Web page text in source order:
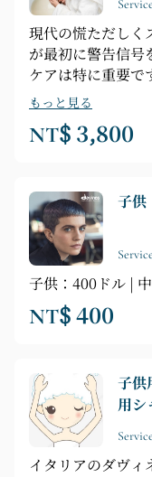
現代の慌ただしく
が最初に警告信号
ケアは特に重要で
と耳道の評価 *ス
パリラクゼーシ
ドマッサージ *頭
ンの肩と首のマッ
簡単なスタイリン
もっと見る
NT$ 3,800
子供
子供：400ドル |
NT$ 400
子供
用シ
イタリアのダヴィ